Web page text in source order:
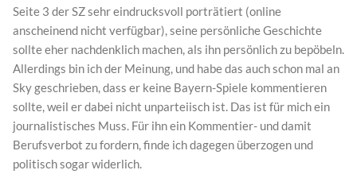
Seite 3 der SZ sehr eindrucksvoll porträtiert (online
anscheinend nicht verfügbar), seine persönliche Geschichte
sollte eher nachdenklich machen, als ihn persönlich zu bepöbeln.
Allerdings bin ich der Meinung, und habe das auch schon mal an
Sky geschrieben, dass er keine Bayern-Spiele kommentieren
sollte, weil er dabei nicht unparteiisch ist. Das ist für mich ein
journalistisches Muss. Für ihn ein Kommentier- und damit
Berufsverbot zu fordern, finde ich dagegen überzogen und
politisch sogar widerlich.